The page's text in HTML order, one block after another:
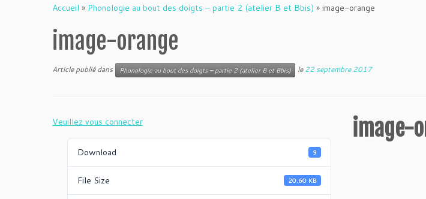
Accueil » Phonologie au bout des doigts – partie 2 (atelier B et Bbis) » image-orange
image-orange
Article publié dans Phonologie au bout des doigts – partie 2 (atelier B et Bbis) le22 septembre 2017
Veuillez vous connecter
Download 9
File Size 20.60 KB
image-